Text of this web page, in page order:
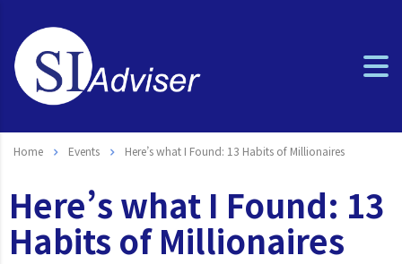
Home Events Here’s what I Found: 13 Habits of Millionaires
Here’s what I Found: 13
Habits of Millionaires